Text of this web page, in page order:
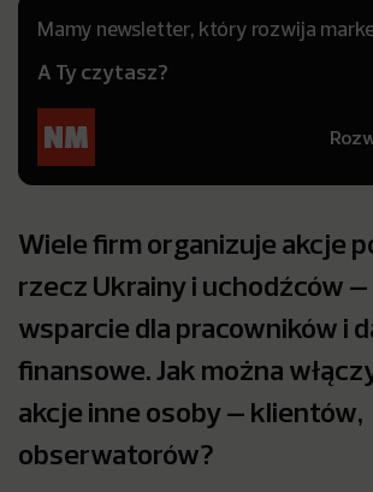
Mamy newsletter, który rozwija
A Ty czytasz?
Wiele firm organizuje akcje
rzecz Ukrainy i uchodźców
wsparcie dla pracowników i
finansowe. Jak można
akcje inne osoby – klientów,
obserwatorów?